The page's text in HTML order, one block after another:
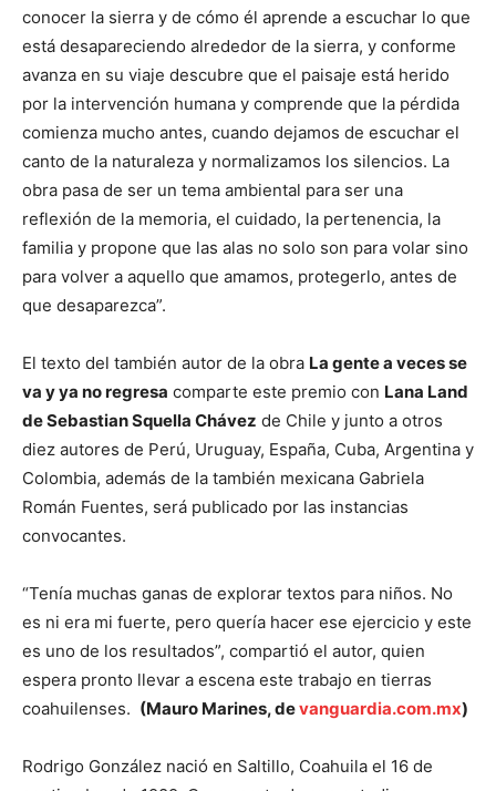
conocer la sierra y de cómo él aprende a escuchar lo que
está desapareciendo alrededor de la sierra, y conforme
avanza en su viaje descubre que el paisaje está herido
por la intervención humana y comprende que la pérdida
comienza mucho antes, cuando dejamos de escuchar el
canto de la naturaleza y normalizamos los silencios. La
obra pasa de ser un tema ambiental para ser una
reflexión de la memoria, el cuidado, la pertenencia, la
familia y propone que las alas no solo son para volar sino
para volver a aquello que amamos, protegerlo, antes de
que desaparezca”.
El texto del también autor de la obra La gente a veces se
va y ya no regresa comparte este premio con Lana Land
de Sebastian Squella Chávez de Chile y junto a otros
diez autores de Perú, Uruguay, España, Cuba, Argentina y
Colombia, además de la también mexicana Gabriela
Román Fuentes, será publicado por las instancias
convocantes.
“Tenía muchas ganas de explorar textos para niños. No
es ni era mi fuerte, pero quería hacer ese ejercicio y este
es uno de los resultados”, compartió el autor, quien
espera pronto llevar a escena este trabajo en tierras
coahuilenses. (Mauro Marines, devanguardia.com.mx)
Rodrigo González nació en Saltillo, Coahuila el 16 de